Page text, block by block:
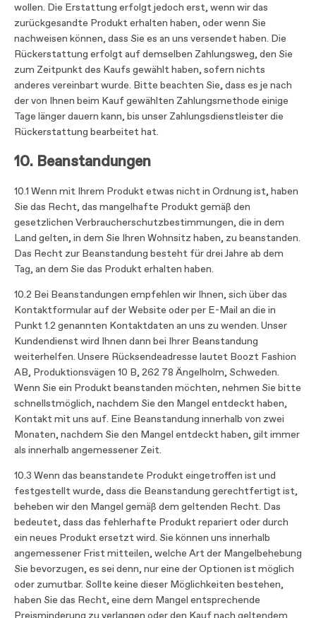
wollen. Die Erstattung erfolgt jedoch erst, wenn wir das
zurückgesandte Produkt erhalten haben, oder wenn Sie
nachweisen können, dass Sie es an uns versendet haben. Die
Rückerstattung erfolgt auf demselben Zahlungsweg, den Sie
zum Zeitpunkt des Kaufs gewählt haben, sofern nichts
anderes vereinbart wurde. Bitte beachten Sie, dass es je nach
der von Ihnen beim Kauf gewählten Zahlungsmethode einige
Tage länger dauern kann, bis unser Zahlungsdienstleister die
Rückerstattung bearbeitet hat.
10. Beanstandungen
10.1 Wenn mit Ihrem Produkt etwas nicht in Ordnung ist, haben
Sie das Recht, das mangelhafte Produkt gemäß den
gesetzlichen Verbraucherschutzbestimmungen, die in dem
Land gelten, in dem Sie Ihren Wohnsitz haben, zu beanstanden.
Das Recht zur Beanstandung besteht für drei Jahre ab dem
Tag, an dem Sie das Produkt erhalten haben.
10.2 Bei Beanstandungen empfehlen wir Ihnen, sich über das
Kontaktformular auf der Website oder per E-Mail an die in
Punkt 1.2 genannten Kontaktdaten an uns zu wenden. Unser
Kundendienst wird Ihnen dann bei Ihrer Beanstandung
weiterhelfen. Unsere Rücksendeadresse lautet Boozt Fashion
AB, Produktionsvägen 10 B, 262 78 Ängelholm, Schweden.
Wenn Sie ein Produkt beanstanden möchten, nehmen Sie bitte
schnellstmöglich, nachdem Sie den Mangel entdeckt haben,
Kontakt mit uns auf. Eine Beanstandung innerhalb von zwei
Monaten, nachdem Sie den Mangel entdeckt haben, gilt immer
als innerhalb angemessener Zeit.
10.3 Wenn das beanstandete Produkt eingetroffen ist und
festgestellt wurde, dass die Beanstandung gerechtfertigt ist,
beheben wir den Mangel gemäß dem geltenden Recht. Das
bedeutet, dass das fehlerhafte Produkt repariert oder durch
ein neues Produkt ersetzt wird. Sie können uns innerhalb
angemessener Frist mitteilen, welche Art der Mangelbehebung
Sie bevorzugen, es sei denn, nur eine der Optionen ist möglich
oder zumutbar. Sollte keine dieser Möglichkeiten bestehen,
haben Sie das Recht, eine dem Mangel entsprechende